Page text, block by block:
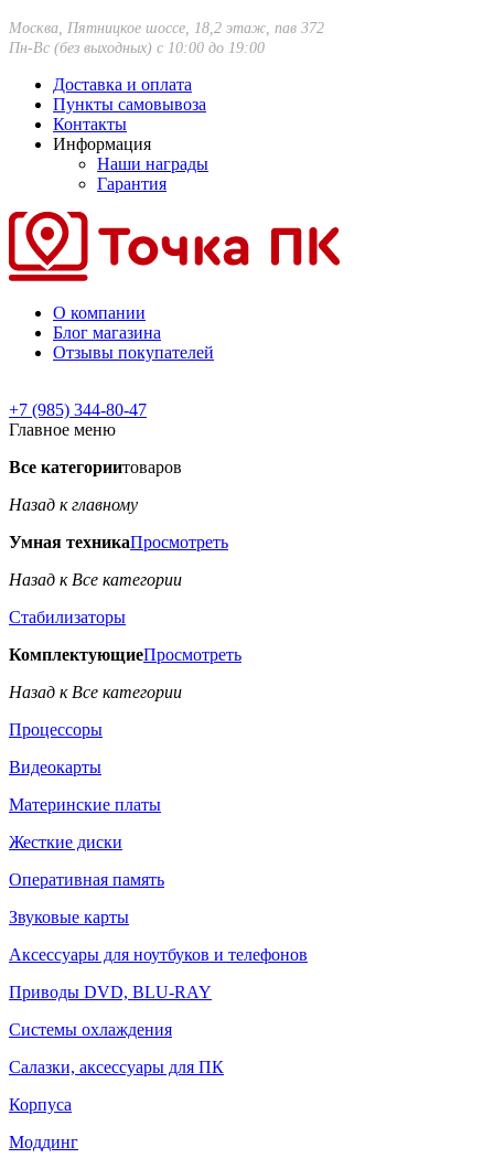
Москва, Пятницкое шоссе, 18,2 этаж, пав 372
Пн-Вс (без выходных) с 10:00 до 19:00
Доставка и оплата
Пункты самовывоза
Контакты
Информация
Наши награды
Гарантия
О компании
Блог магазина
Отзывы покупателей
+7 (985) 344-80-47
Главное меню
Все категориитоваров
Назад к главному
Умная техникаПросмотреть
Назад к Все категории
Стабилизаторы
КомплектующиеПросмотреть
Назад к Все категории
Процессоры
Видеокарты
Материнские платы
Жесткие диски
Оперативная память
Звуковые карты
Аксессуары для ноутбуков и телефонов
Приводы DVD, BLU-RAY
Системы охлаждения
Салазки, аксессуары для ПК
Корпуса
Моддинг